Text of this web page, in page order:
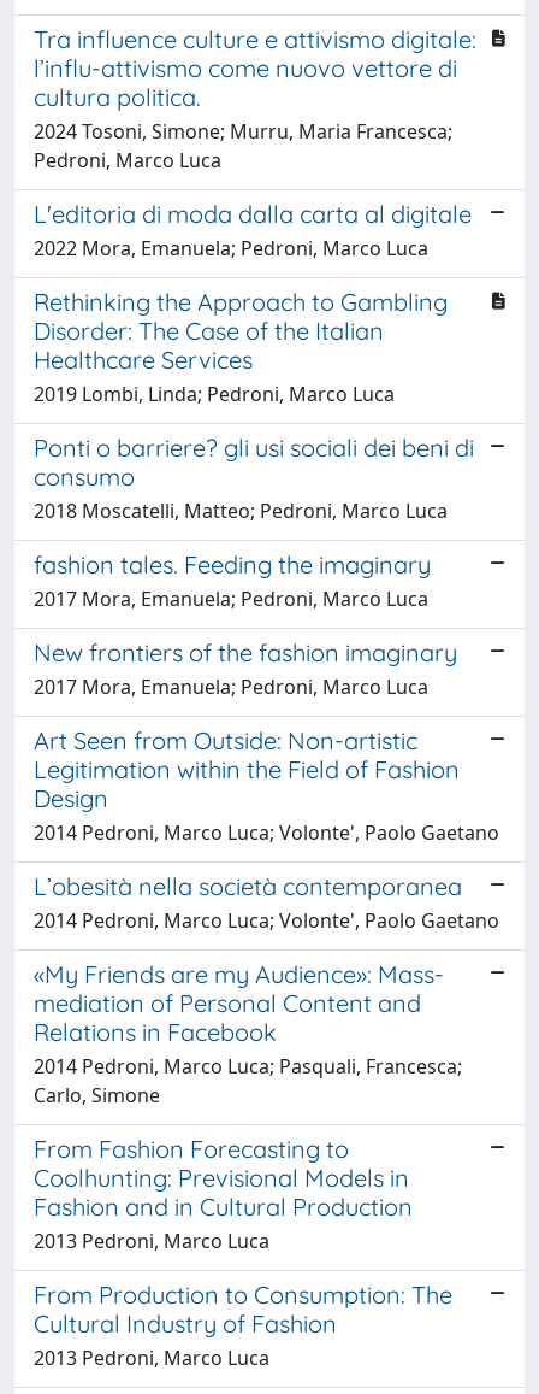
Tra influence culture e attivismo digitale:
l’influ-attivismo come nuovo vettore di
cultura politica.
2024 Tosoni, Simone; Murru, Maria Francesca;
Pedroni, Marco Luca
L'editoria di moda dalla carta al digitale
2022 Mora, Emanuela; Pedroni, Marco Luca
Rethinking the Approach to Gambling
Disorder: The Case of the Italian
Healthcare Services
2019 Lombi, Linda; Pedroni, Marco Luca
Ponti o barriere? gli usi sociali dei beni di
consumo
2018 Moscatelli, Matteo; Pedroni, Marco Luca
fashion tales. Feeding the imaginary
2017 Mora, Emanuela; Pedroni, Marco Luca
New frontiers of the fashion imaginary
2017 Mora, Emanuela; Pedroni, Marco Luca
Art Seen from Outside: Non-artistic
Legitimation within the Field of Fashion
Design
2014 Pedroni, Marco Luca; Volonte', Paolo Gaetano
L’obesità nella società contemporanea
2014 Pedroni, Marco Luca; Volonte', Paolo Gaetano
«My Friends are my Audience»: Mass-
mediation of Personal Content and
Relations in Facebook
2014 Pedroni, Marco Luca; Pasquali, Francesca;
Carlo, Simone
From Fashion Forecasting to
Coolhunting: Previsional Models in
Fashion and in Cultural Production
2013 Pedroni, Marco Luca
From Production to Consumption: The
Cultural Industry of Fashion
2013 Pedroni, Marco Luca